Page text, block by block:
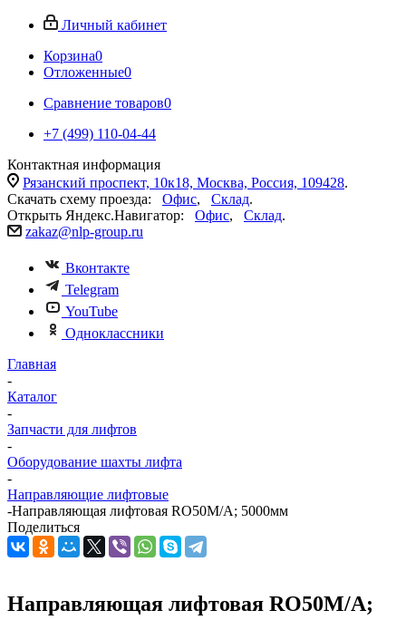
Личный кабинет
Корзина0
Отложенные0
Сравнение товаров0
+7 (499) 110-04-44
Контактная информация
Рязанский проспект, 10к18, Москва, Россия, 109428.
Скачать схему проезда: Офис, Склад.
Открыть Яндекс.Навигатор: Офис, Склад.
zakaz@nlp-group.ru
Вконтакте
Telegram
YouTube
Одноклассники
Главная
-
Каталог
-
Запчасти для лифтов
-
Оборудование шахты лифта
-
Направляющие лифтовые
-Направляющая лифтовая RO50M/A; 5000мм
Поделиться
Направляющая лифтовая RO50M/A;